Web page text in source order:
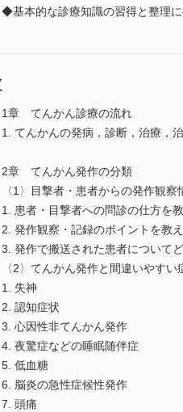
◆基本的な診療知識の習得と整理に
1章 てんかん診療の流れ
1. てんかんの発病，診断，治療，
2章 てんかん発作の分類
〈1〉目撃者・患者からの発作観察
1. 患者・目撃者への問診の仕方を
2. 発作観察・記録のポイントを教
3. 発作で搬送された患者について
〈2〉てんかん発作と間違いやすい
1. 失神
2. 認知症状
3. 心因性非てんかん発作
4. 夜驚症などの睡眠随伴症
5. 低血糖
6. 脳炎の急性症候性発作
7. 頭痛